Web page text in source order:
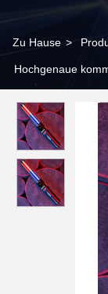
Zu Hause >
Hochgenaue